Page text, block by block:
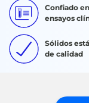
Confiado
ensayos
Sólidos
de calidad